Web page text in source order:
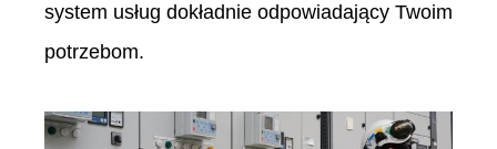
system usług dokładnie odpowiadający Twoim
potrzebom.